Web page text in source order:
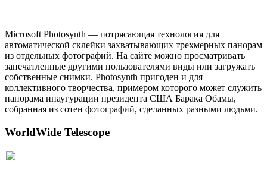
Microsoft Photosynth — потрясающая технология для
автоматической склейки захватывающих трехмерных панорам
из отдельных фотографий. На сайте можно просматривать
запечатленные другими пользователями виды или загружать
собственные снимки. Photosynth пригоден и для
коллективного творчества, примером которого может служить
панорама инаугурации президента США Барака Обамы,
собранная из сотен фотографий, сделанных разными людьми.
WorldWide Telescope